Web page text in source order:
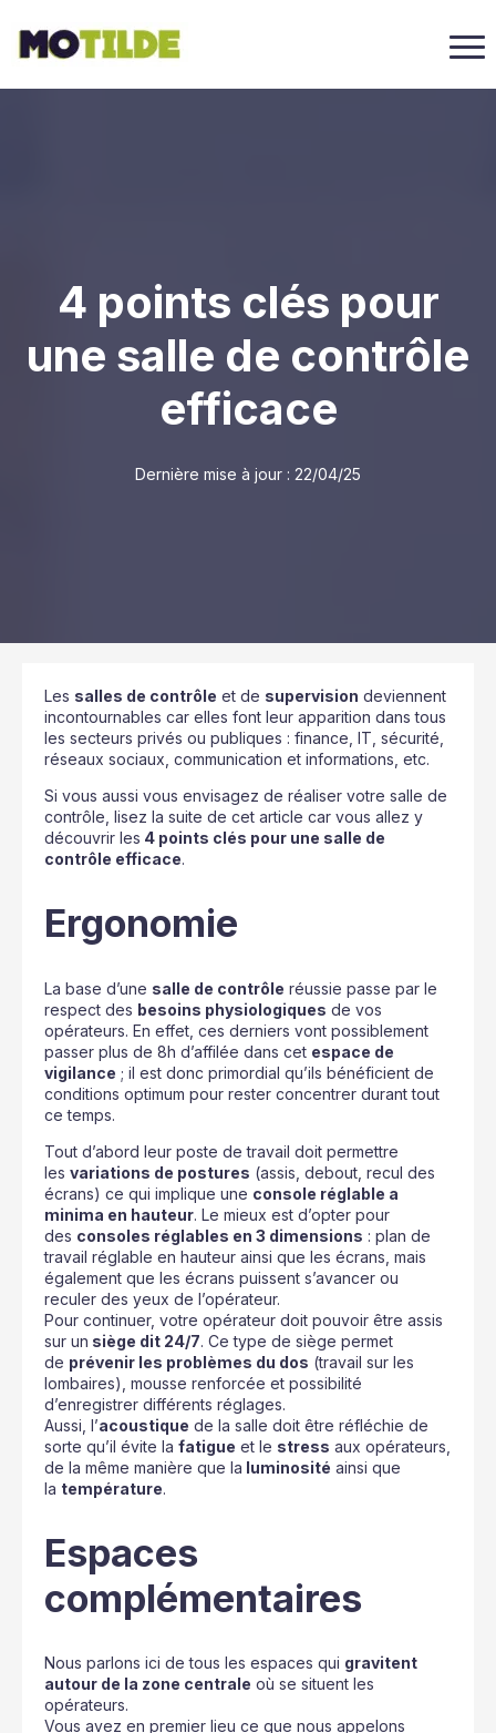
4 points clés pour
une salle de contrôle
efficace
Dernière mise à jour : 22/04/25
Les salles de contrôle et de supervision deviennent
incontournables car elles font leur apparition dans tous
les secteurs privés ou publiques : finance, IT, sécurité,
réseaux sociaux, communication et informations, etc.
Si vous aussi vous envisagez de réaliser votre salle de
contrôle, lisez la suite de cet article car vous allez y
découvrir les 4 points clés pour une salle de
contrôle efficace.
Ergonomie
La base d’une salle de contrôle réussie passe par le
respect des besoins physiologiques de vos
opérateurs. En effet, ces derniers vont possiblement
passer plus de 8h d’affilée dans cet espace de
vigilance ; il est donc primordial qu’ils bénéficient de
conditions optimum pour rester concentrer durant tout
ce temps.
Tout d’abord leur poste de travail doit permettre
les variations de postures (assis, debout, recul des
écrans) ce qui implique une console réglable a
minima en hauteur. Le mieux est d’opter pour
des consoles réglables en 3 dimensions : plan de
travail réglable en hauteur ainsi que les écrans, mais
également que les écrans puissent s’avancer ou
reculer des yeux de l’opérateur.
Pour continuer, votre opérateur doit pouvoir être assis
sur un siège dit 24/7. Ce type de siège permet
de prévenir les problèmes du dos (travail sur les
lombaires), mousse renforcée et possibilité
d’enregistrer différents réglages.
Aussi, l’acoustique de la salle doit être réfléchie de
sorte qu’il évite la fatigue et le stress aux opérateurs,
de la même manière que la luminosité ainsi que
la température.
Espaces
complémentaires
Nous parlons ici de tous les espaces qui gravitent
autour de la zone centrale où se situent les
opérateurs.
Vous avez en premier lieu ce que nous appelons